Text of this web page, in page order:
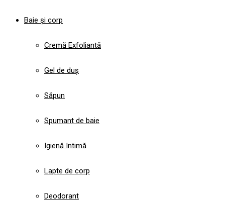
Baie și corp
Cremă Exfoliantă
Gel de duș
Săpun
Spumant de baie
Igienă Intimă
Lapte de corp
Deodorant